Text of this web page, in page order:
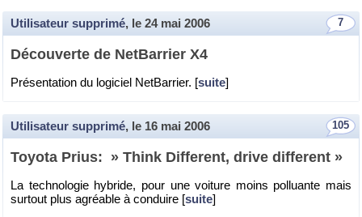
7
Utilisateur supprimé, le 24 mai 2006
Dé­cou­verte de Net­Bar­rier X4
Pré­sen­ta­tion du lo­gi­ciel Net­Bar­rier. [suite]
105
Utilisateur supprimé, le 16 mai 2006
Toyota Prius: » Think Dif­ferent, drive dif­ferent »
La tech­no­lo­gie hy­bride, pour une voi­ture moins pol­luante mais
sur­tout plus agréable à conduire [suite]